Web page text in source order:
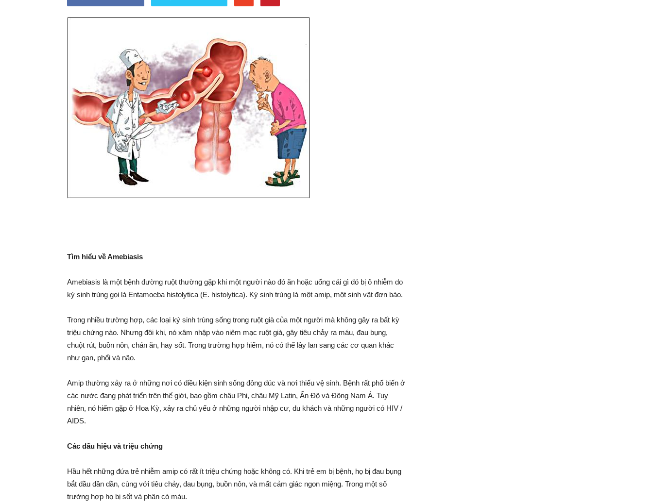
Tìm hiểu về Amebiasis
Amebiasis là một bệnh đường ruột thường gặp khi một người nào đó ăn hoặc uống cái gì đó bị ô nhiễm do
ký sinh trùng gọi là Entamoeba histolytica (E. histolytica). Ký sinh trùng là một amip, một sinh vật đơn bào.
Trong nhiều trường hợp, các loại ký sinh trùng sống trong ruột già của một người mà không gây ra bất kỳ
triệu chứng nào. Nhưng đôi khi, nó xâm nhập vào niêm mạc ruột già, gây tiêu chảy ra máu, đau bụng,
chuột rút, buồn nôn, chán ăn, hay sốt. Trong trường hợp hiếm, nó có thể lây lan sang các cơ quan khác
như gan, phổi và não.
Amip thường xảy ra ở những nơi có điều kiện sinh sống đông đúc và nơi thiếu vệ sinh. Bệnh rất phổ biến ở
các nước đang phát triển trên thế giới, bao gồm châu Phi, châu Mỹ Latin, Ấn Độ và Đông Nam Á. Tuy
nhiên, nó hiếm gặp ở Hoa Kỳ, xảy ra chủ yếu ở những người nhập cư, du khách và những người có HIV /
AIDS.
Các dấu hiệu và triệu chứng
Hầu hết những đứa trẻ nhiễm amip có rất ít triệu chứng hoặc không có. Khi trẻ em bị bệnh, họ bị đau bụng
bắt đầu dần dần, cùng với tiêu chảy, đau bụng, buồn nôn, và mất cảm giác ngon miệng. Trong một số
trường hợp họ bị sốt và phân có máu.